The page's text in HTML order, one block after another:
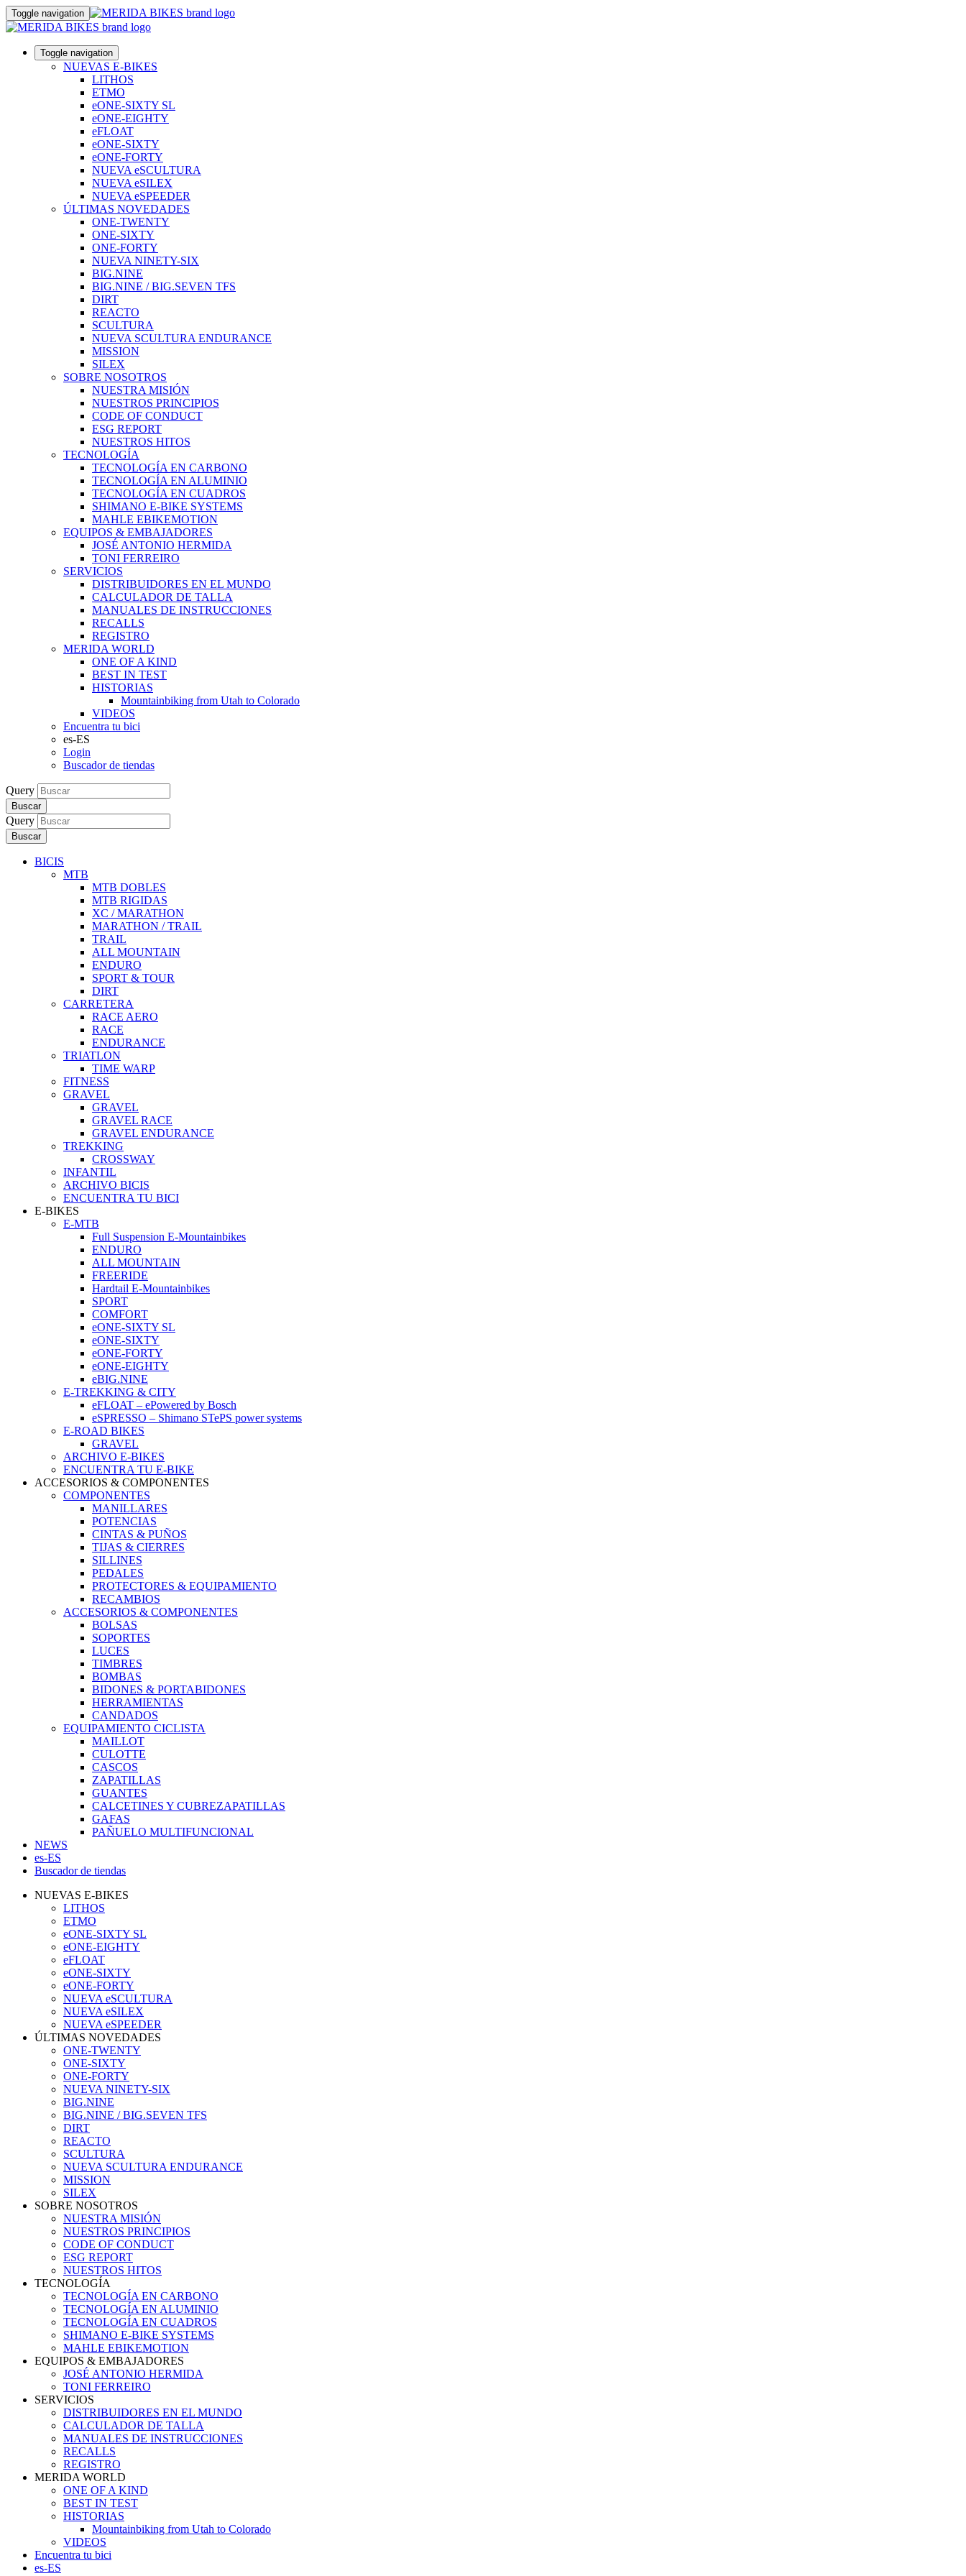
Toggle navigation
Toggle navigation
NUEVAS E-BIKES
LITHOS
ETMO
eONE-SIXTY SL
eONE-EIGHTY
eFLOAT
eONE-SIXTY
eONE-FORTY
NUEVA eSCULTURA
NUEVA eSILEX
NUEVA eSPEEDER
ÚLTIMAS NOVEDADES
ONE-TWENTY
ONE-SIXTY
ONE-FORTY
NUEVA NINETY-SIX
BIG.NINE
BIG.NINE / BIG.SEVEN TFS
DIRT
REACTO
SCULTURA
NUEVA SCULTURA ENDURANCE
MISSION
SILEX
SOBRE NOSOTROS
NUESTRA MISIÓN
NUESTROS PRINCIPIOS
CODE OF CONDUCT
ESG REPORT
NUESTROS HITOS
TECNOLOGÍA
TECNOLOGÍA EN CARBONO
TECNOLOGÍA EN ALUMINIO
TECNOLOGÍA EN CUADROS
SHIMANO E-BIKE SYSTEMS
MAHLE EBIKEMOTION
EQUIPOS & EMBAJADORES
JOSÉ ANTONIO HERMIDA
TONI FERREIRO
SERVICIOS
DISTRIBUIDORES EN EL MUNDO
CALCULADOR DE TALLA
MANUALES DE INSTRUCCIONES
RECALLS
REGISTRO
MERIDA WORLD
ONE OF A KIND
BEST IN TEST
HISTORIAS
Mountainbiking from Utah to Colorado
VIDEOS
Encuentra tu bici
es-ES
Login
Buscador de tiendas
Query
Buscar
Query
Buscar
BICIS
MTB
MTB DOBLES
MTB RIGIDAS
XC / MARATHON
MARATHON / TRAIL
TRAIL
ALL MOUNTAIN
ENDURO
SPORT & TOUR
DIRT
CARRETERA
RACE AERO
RACE
ENDURANCE
TRIATLON
TIME WARP
FITNESS
GRAVEL
GRAVEL
GRAVEL RACE
GRAVEL ENDURANCE
TREKKING
CROSSWAY
INFANTIL
ARCHIVO BICIS
ENCUENTRA TU BICI
E-BIKES
E-MTB
Full Suspension E-Mountainbikes
ENDURO
ALL MOUNTAIN
FREERIDE
Hardtail E-Mountainbikes
SPORT
COMFORT
eONE-SIXTY SL
eONE-SIXTY
eONE-FORTY
eONE-EIGHTY
eBIG.NINE
E-TREKKING & CITY
eFLOAT – ePowered by Bosch
eSPRESSO – Shimano STePS power systems
E-ROAD BIKES
GRAVEL
ARCHIVO E-BIKES
ENCUENTRA TU E-BIKE
ACCESORIOS & COMPONENTES
COMPONENTES
MANILLARES
POTENCIAS
CINTAS & PUÑOS
TIJAS & CIERRES
SILLINES
PEDALES
PROTECTORES & EQUIPAMIENTO
RECAMBIOS
ACCESORIOS & COMPONENTES
BOLSAS
SOPORTES
LUCES
TIMBRES
BOMBAS
BIDONES & PORTABIDONES
HERRAMIENTAS
CANDADOS
EQUIPAMIENTO CICLISTA
MAILLOT
CULOTTE
CASCOS
ZAPATILLAS
GUANTES
CALCETINES Y CUBREZAPATILLAS
GAFAS
PAÑUELO MULTIFUNCIONAL
NEWS
es-ES
Buscador de tiendas
NUEVAS E-BIKES
LITHOS
ETMO
eONE-SIXTY SL
eONE-EIGHTY
eFLOAT
eONE-SIXTY
eONE-FORTY
NUEVA eSCULTURA
NUEVA eSILEX
NUEVA eSPEEDER
ÚLTIMAS NOVEDADES
ONE-TWENTY
ONE-SIXTY
ONE-FORTY
NUEVA NINETY-SIX
BIG.NINE
BIG.NINE / BIG.SEVEN TFS
DIRT
REACTO
SCULTURA
NUEVA SCULTURA ENDURANCE
MISSION
SILEX
SOBRE NOSOTROS
NUESTRA MISIÓN
NUESTROS PRINCIPIOS
CODE OF CONDUCT
ESG REPORT
NUESTROS HITOS
TECNOLOGÍA
TECNOLOGÍA EN CARBONO
TECNOLOGÍA EN ALUMINIO
TECNOLOGÍA EN CUADROS
SHIMANO E-BIKE SYSTEMS
MAHLE EBIKEMOTION
EQUIPOS & EMBAJADORES
JOSÉ ANTONIO HERMIDA
TONI FERREIRO
SERVICIOS
DISTRIBUIDORES EN EL MUNDO
CALCULADOR DE TALLA
MANUALES DE INSTRUCCIONES
RECALLS
REGISTRO
MERIDA WORLD
ONE OF A KIND
BEST IN TEST
HISTORIAS
Mountainbiking from Utah to Colorado
VIDEOS
Encuentra tu bici
es-ES